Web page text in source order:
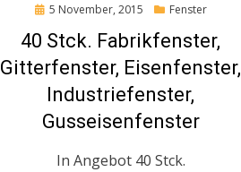
Posted
5 November, 2015 Fenster
40 Stck. Fabrikfenster,
Gitterfenster, Eisenfenster,
Industriefenster,
Gusseisenfenster
In Angebot 40 Stck.